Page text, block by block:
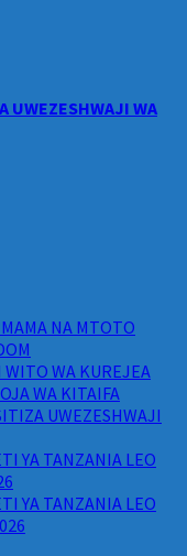
UWEZESHWAJI WA
NA MTOTO
WA KUREJEA
WA KITAIFA
UWEZESHWAJI
YA TANZANIA LEO
YA TANZANIA LEO